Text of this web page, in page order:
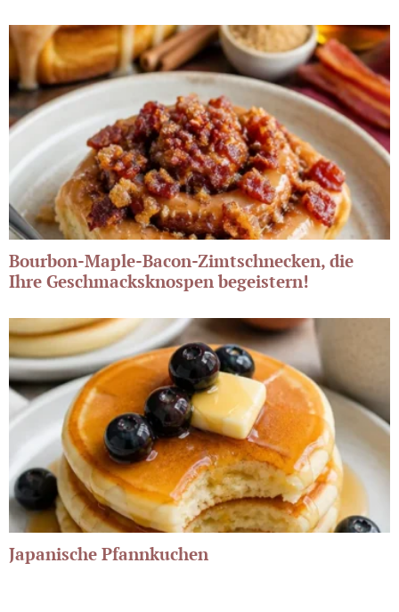
Bourbon-Maple-Bacon-Zimtschnecken, die
Ihre Geschmacksknospen begeistern!
Japanische Pfannkuchen